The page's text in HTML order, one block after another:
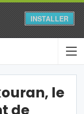
INSTALLER
le